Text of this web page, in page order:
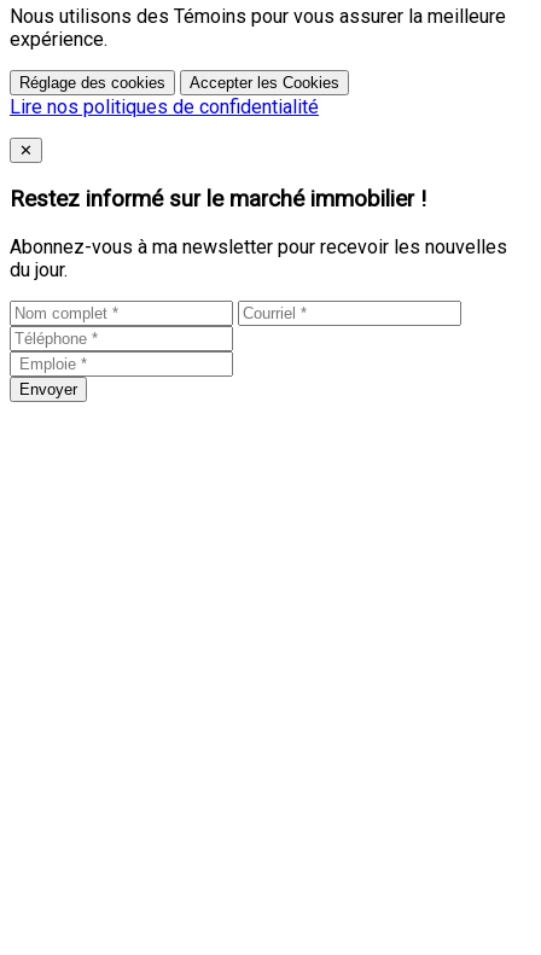
Nous utilisons des Témoins pour vous assurer la meilleure
expérience.
Réglage des cookies Accepter les Cookies
Lire nos politiques de confidentialité
Close
✕
Restez informé sur le marché immobilier !
Abonnez-vous à ma newsletter pour recevoir les nouvelles
du jour.
Envoyer